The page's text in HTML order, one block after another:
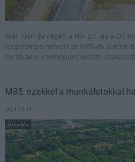
Már idén év végén a NIF Zrt. és a DS
forgalomba helyezi az M85-ös autóút
Fertőrákos csomópont közötti
M85: ezekkel a munkálatokkal
2021.09.11
Útépítés